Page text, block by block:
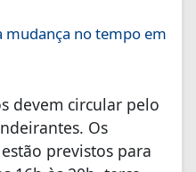
mudança no tempo em
devem circular pelo
Os
previstos para